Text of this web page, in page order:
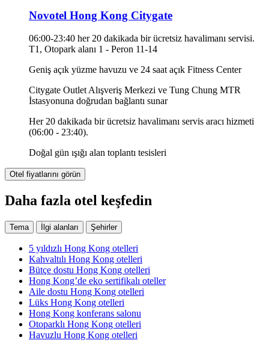
Novotel Hong Kong Citygate
06:00-23:40 her 20 dakikada bir ücretsiz havalimanı servisi.
T1, Otopark alanı 1 - Peron 11-14
Geniş açık yüzme havuzu ve 24 saat açık Fitness Center
Citygate Outlet Alışveriş Merkezi ve Tung Chung MTR
İstasyonuna doğrudan bağlantı sunar
Her 20 dakikada bir ücretsiz havalimanı servis aracı hizmeti
(06:00 - 23:40).
Doğal gün ışığı alan toplantı tesisleri
Otel fiyatlarını görün
Daha fazla otel keşfedin
Tema İlgi alanları Şehirler
5 yıldızlı Hong Kong otelleri
Kahvaltılı Hong Kong otelleri
Bütçe dostu Hong Kong otelleri
Hong Kong’de eko sertifikalı oteller
Aile dostu Hong Kong otelleri
Lüks Hong Kong otelleri
Hong Kong konferans salonu
Otoparklı Hong Kong otelleri
Havuzlu Hong Kong otelleri